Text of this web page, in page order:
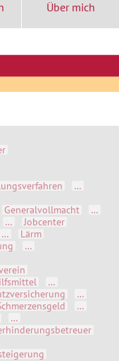
Themen A-Z
Über mich
…
Generalvollmacht
…
…
Jobcenter
…
Lärm
…
…
…
…
…